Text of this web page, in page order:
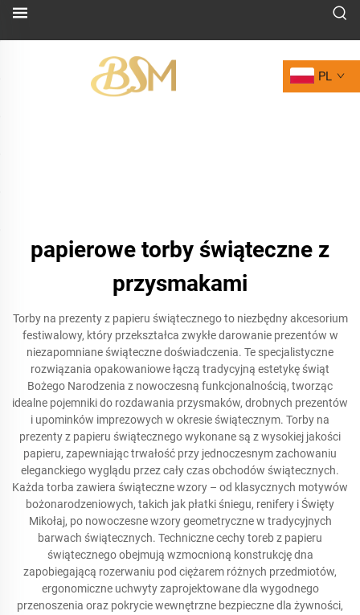
PL
papierowe torby świąteczne z
przysmakami
Torby na prezenty z papieru świątecznego to niezbędny akcesorium
festiwalowy, który przekształca zwykłe darowanie prezentów w
niezapomniane świąteczne doświadczenia. Te specjalistyczne
rozwiązania opakowaniowe łączą tradycyjną estetykę świąt
Bożego Narodzenia z nowoczesną funkcjonalnością, tworząc
idealne pojemniki do rozdawania przysmaków, drobnych prezentów
i upominków imprezowych w okresie świątecznym. Torby na
prezenty z papieru świątecznego wykonane są z wysokiej jakości
papieru, zapewniając trwałość przy jednoczesnym zachowaniu
eleganckiego wyglądu przez cały czas obchodów świątecznych.
Każda torba zawiera świąteczne wzory – od klasycznych motywów
bożonarodzeniowych, takich jak płatki śniegu, renifery i Święty
Mikołaj, po nowoczesne wzory geometryczne w tradycyjnych
barwach świątecznych. Techniczne cechy toreb z papieru
świątecznego obejmują wzmocnioną konstrukcję dna
zapobiegającą rozerwaniu pod ciężarem różnych przedmiotów,
ergonomiczne uchwyty zaprojektowane dla wygodnego
przenoszenia oraz pokrycie wewnętrzne bezpieczne dla żywności,